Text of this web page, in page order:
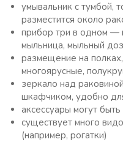
умывальник с тумбой,
разместится около
прибор три в одном —
мыльница, мыльный
размещение на
многоярусные,
зеркало над
шкафчиком, удобно
аксессуары могут
существует много
(например, рогатки)